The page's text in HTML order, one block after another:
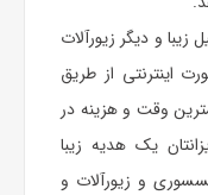
و دیگر زیورآلات
اینترنتی از طریق
وقت و هزینه در
یک هدیه زیبا
و زیورآلات و